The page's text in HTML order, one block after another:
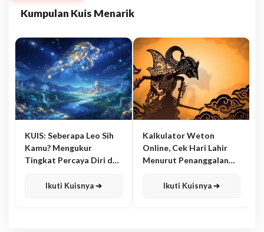
Kumpulan Kuis Menarik
KUIS: Seberapa Leo Sih
Kamu? Mengukur
Tingkat Percaya Diri dan
Ikuti Kuisnya ➔
Kalkulator Weton
Online, Cek Hari Lahir
Menurut Penanggalan
Ikuti Kuisnya ➔